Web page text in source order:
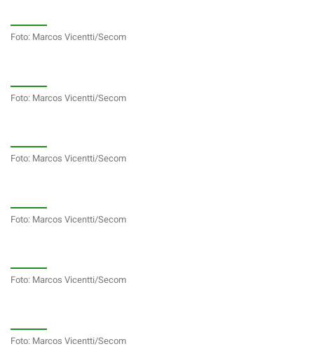
Foto: Marcos Vicentti/Secom
Foto: Marcos Vicentti/Secom
Foto: Marcos Vicentti/Secom
Foto: Marcos Vicentti/Secom
Foto: Marcos Vicentti/Secom
Foto: Marcos Vicentti/Secom